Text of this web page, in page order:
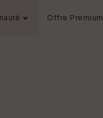
Offre Premium